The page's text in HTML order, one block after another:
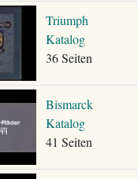
Triumph
Katalog
36 Seiten
Bismarck
Katalog
41 Seiten